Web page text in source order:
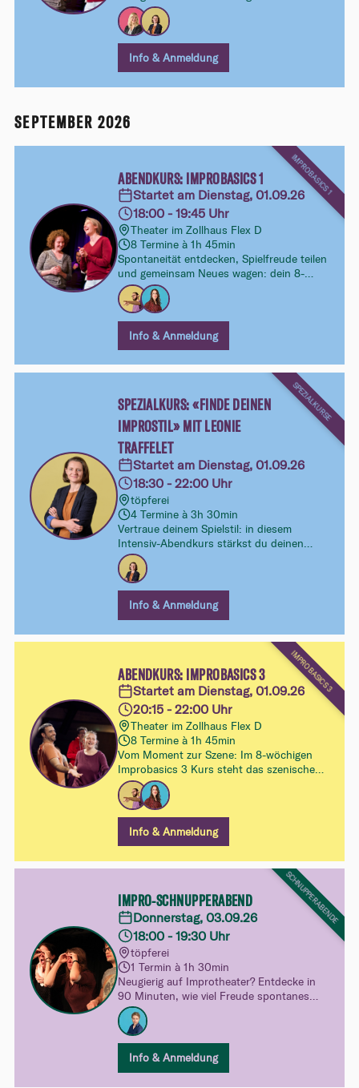
Wochen-Kurs im Improtheater. Ohne
Vorkenntnisse, ohne Druck – dafür mit viel
Lust aufs Ausprobieren und Entdecken.
Info & Anmeldung
SEPTEMBER 2026
IMPROBASICS 1
ABENDKURS: IMPROBASICS 1
Startet am Dienstag, 01.09.26
18:00 - 19:45 Uhr
Theater im Zollhaus Flex D
8 Termine à 1h 45min
Spontaneität entdecken, Spielfreude teilen
und gemeinsam Neues wagen: dein 8-
Wochen-Kurs im Improtheater. Ohne
Vorkenntnisse, ohne Druck – dafür mit viel
Lust aufs Ausprobieren und Entdecken.
Info & Anmeldung
SPEZIALKURSE
SPEZIALKURS: «FINDE DEINEN
IMPROSTIL» MIT LEONIE
TRAFFELET
Startet am Dienstag, 01.09.26
18:30 - 22:00 Uhr
töpferei
4 Termine à 3h 30min
Vertraue deinem Spielstil: in diesem
Intensiv-Abendkurs stärkst du deinen
eigenen Zugang zur Improvisation und
lernst dich als Spieler:in besser kennen
Info & Anmeldung
IMPROBASICS 3
ABENDKURS: IMPROBASICS 3
Startet am Dienstag, 01.09.26
20:15 - 22:00 Uhr
Theater im Zollhaus Flex D
8 Termine à 1h 45min
Vom Moment zur Szene: Im 8-wöchigen
Improbasics 3 Kurs steht das szenische
Spiel im Zentrum. Du lernst, wie
Beziehungen, Wendepunkte und
Dramaturgie Szenen tragen – und
gewinnst mehr Sicherheit im freien
Improvisieren, ohne dass die Spielfreude
Info & Anmeldung
SCHNUPPERABENDE
IMPRO-SCHNUPPERABEND
Donnerstag, 03.09.26
18:00 - 19:30 Uhr
töpferei
1 Termin à 1h 30min
Neugierig auf Improtheater? Entdecke in
90 Minuten, wie viel Freude spontanes
Spielen machen kann. Ganz unverbindlich,
ohne Druck und mit viel Raum zum
Ausprobieren – dein spielerischer Einblick
in unsere Kurswelt.
Info & Anmeldung